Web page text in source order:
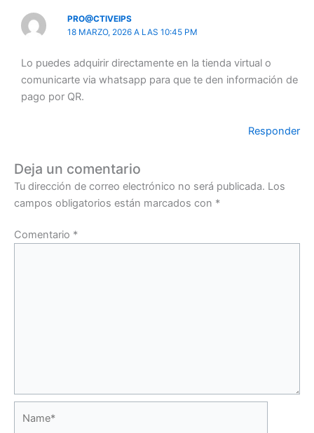
PRO@CTIVEIPS
18 MARZO, 2026 A LAS 10:45 PM
Lo puedes adquirir directamente en la tienda virtual o
comunicarte via whatsapp para que te den información de
pago por QR.
Responder
Deja un comentario
Tu dirección de correo electrónico no será publicada. Los
campos obligatorios están marcados con *
Comentario *